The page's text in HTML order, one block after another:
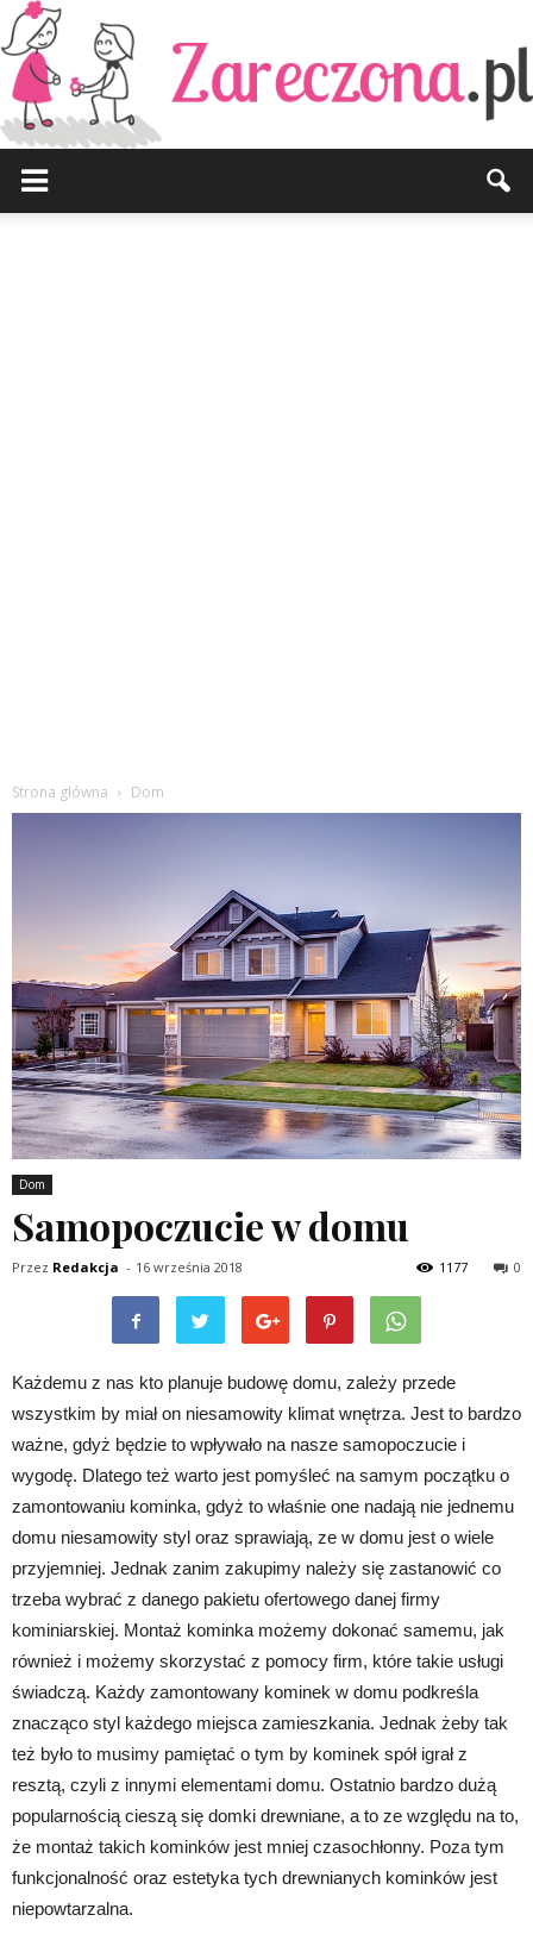
Strona główna Dom
Dom
Samopoczucie w domu
Przez Redakcja - 16 września 2018 0
1177
Każdemu z nas kto planuje budowę domu, zależy przede
wszystkim by miał on niesamowity klimat wnętrza. Jest to bardzo
ważne, gdyż będzie to wpływało na nasze samopoczucie i
wygodę. Dlatego też warto jest pomyśleć na samym początku o
zamontowaniu kominka, gdyż to właśnie one nadają nie jednemu
domu niesamowity styl oraz sprawiają, ze w domu jest o wiele
przyjemniej. Jednak zanim zakupimy należy się zastanowić co
trzeba wybrać z danego pakietu ofertowego danej firmy
kominiarskiej. Montaż kominka możemy dokonać samemu, jak
również i możemy skorzystać z pomocy firm, które takie usługi
świadczą. Każdy zamontowany kominek w domu podkreśla
znacząco styl każdego miejsca zamieszkania. Jednak żeby tak
też było to musimy pamiętać o tym by kominek spół igrał z
resztą, czyli z innymi elementami domu. Ostatnio bardzo dużą
popularnością cieszą się domki drewniane, a to ze względu na to,
że montaż takich kominków jest mniej czasochłonny. Poza tym
funkcjonalność oraz estetyka tych drewnianych kominków jest
niepowtarzalna.